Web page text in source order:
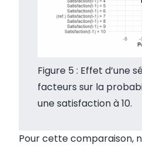
Figure 5 : Effet d’une
facteurs sur la
une satisfaction à 10.
Pour cette comparaison,